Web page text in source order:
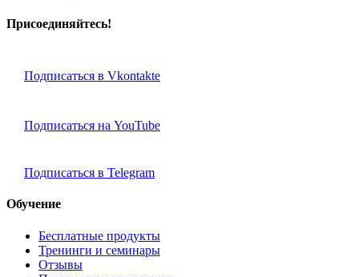
Присоединяйтесь!
Подписаться в Vkontakte
Подписаться на YouTube
Подписаться в Telegram
Обучение
Бесплатные продукты
Тренинги и семинары
Отзывы